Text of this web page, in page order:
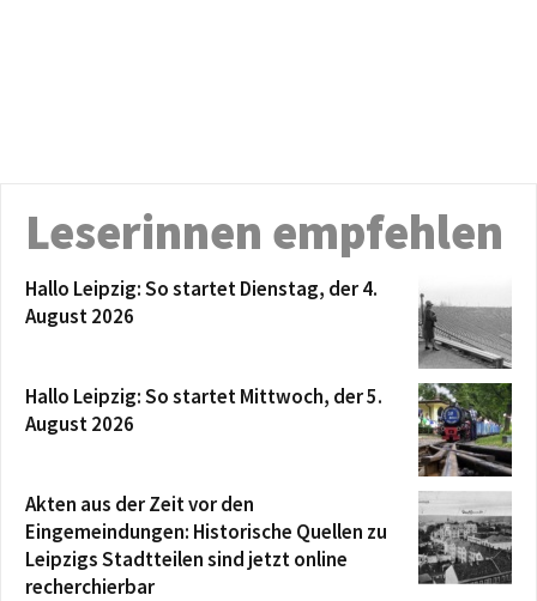
Leserinnen empfehlen
Hallo Leipzig: So startet Dienstag, der 4.
August 2026
Hallo Leipzig: So startet Mittwoch, der 5.
August 2026
Akten aus der Zeit vor den
Eingemeindungen: Historische Quellen zu
Leipzigs Stadtteilen sind jetzt online
recherchierbar